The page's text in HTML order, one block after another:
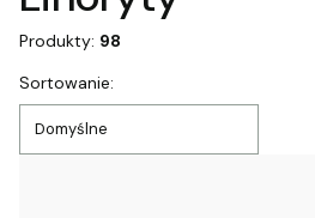
Produkty: 98
Lista produktów
Sortowanie:
Domyślne